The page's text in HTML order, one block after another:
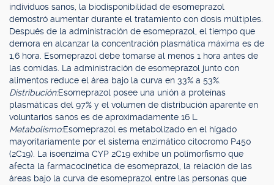
individuos sanos, la biodisponibilidad de esomeprazol
demostró aumentar durante el tratamiento con dosis múltiples.
Después de la administración de esomeprazol, el tiempo que
demora en alcanzar la concentración plasmática máxima es de
1,6 hora. Esomeprazol debe tomarse al menos 1 hora antes de
las comidas. La administración de esomeprazol junto con
alimentos reduce el área bajo la curva en 33% a 53%.
Distribución:Esomeprazol posee una unión a proteínas
plasmáticas del 97% y el volumen de distribución aparente en
voluntarios sanos es de aproximadamente 16 L.
Metabolismo:Esomeprazol es metabolizado en el hígado
mayoritariamente por el sistema enzimático citocromo P450
(2C19). La isoenzima CYP 2C19 exhibe un polimorfismo que
afecta la farmacocinética de esomeprazol, la relación de las
áreas bajo la curva de esomeprazol entre las personas que